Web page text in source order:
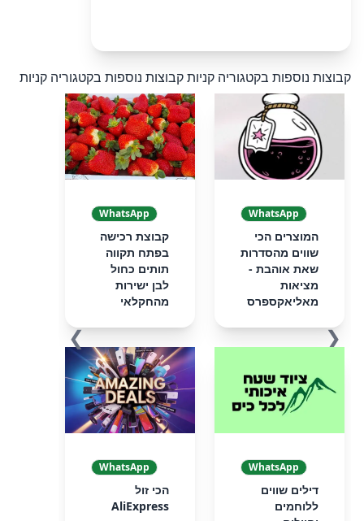
קבוצות נוספות בקטגוריה קניותקבוצות נוספות בקטגוריה קניות
❮
WhatsApp
המוצרים הכי
שווים מהסדרות
שאת אוהבת -
מציאות
מאליאקספרס
WhatsApp
קבוצת רכישה
בפתח תקווה
תותים כחול
לבן ישירות
מהחקלאי
WhatsApp
דילים שווים
ללוחמים
WhatsApp
הכי זול
AliExpress
❯